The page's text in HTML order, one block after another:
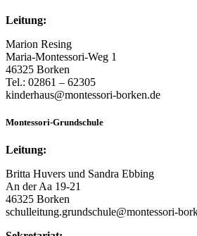
Leitung:
Marion Resing
Maria-Montessori-Weg 1
46325 Borken
Tel.: 02861 – 62305
kinderhaus@montessori-borken.de
Montessori-Grundschule
Leitung:
Britta Huvers und Sandra Ebbing
An der Aa 19-21
46325 Borken
schulleitung.grundschule@montessori-